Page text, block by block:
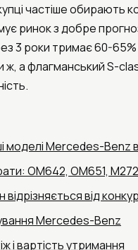
частіше обирають
ринок з добре
3 роки тримає 60-65%
ж, а флагманський S-
моделі Mercedes-Benz в
OM642, OM651, M272
відрізняється від
Mercedes-Benz
і вартість утримання